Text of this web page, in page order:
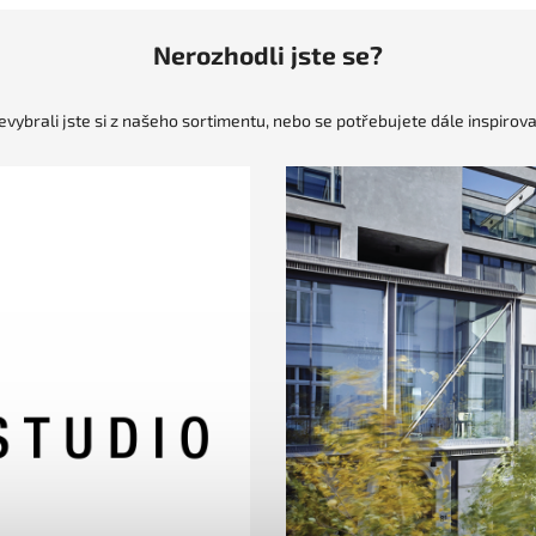
Nerozhodli jste se?
jste si z našeho sortimentu, nebo se potřebujete dále